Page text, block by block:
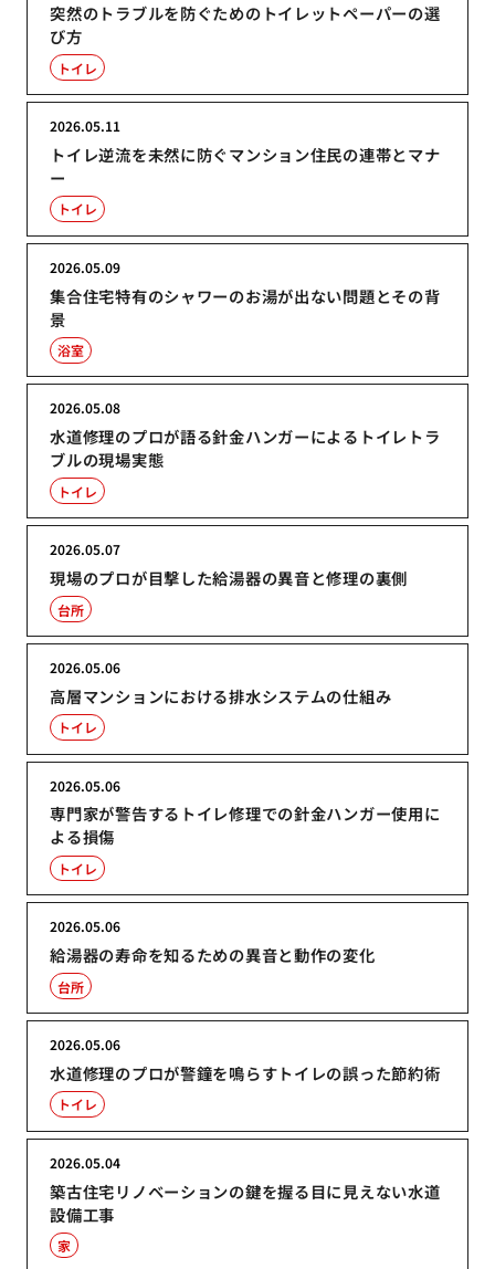
突然のトラブルを防ぐためのトイレットペーパーの選
び方
トイレ
トイレ逆流を未然に防ぐマンション住民の連帯とマナ
ー
2026.05.11
トイレ
集合住宅特有のシャワーのお湯が出ない問題とその背
景
2026.05.09
浴室
水道修理のプロが語る針金ハンガーによるトイレトラ
ブルの現場実態
2026.05.08
トイレ
現場のプロが目撃した給湯器の異音と修理の裏側
2026.05.07
台所
高層マンションにおける排水システムの仕組み
2026.05.06
トイレ
専門家が警告するトイレ修理での針金ハンガー使用に
よる損傷
2026.05.06
トイレ
給湯器の寿命を知るための異音と動作の変化
2026.05.06
台所
水道修理のプロが警鐘を鳴らすトイレの誤った節約術
2026.05.06
トイレ
築古住宅リノベーションの鍵を握る目に見えない水道
設備工事
2026.05.04
家